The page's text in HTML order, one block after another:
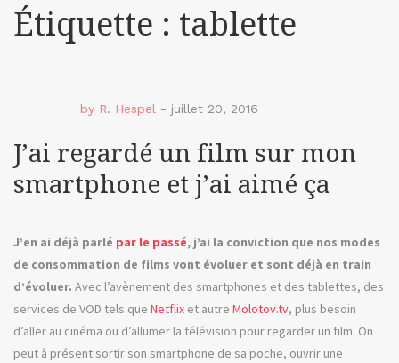
Étiquette : tablette
by R. Hespel - juillet 20, 2016
J’ai regardé un film sur mon
smartphone et j’ai aimé ça
J’en ai déjà parlé par le passé, j’ai la conviction que nos modes
de consommation de films vont évoluer et sont déjà en train
d’évoluer. Avec l’avènement des smartphones et des tablettes, des
services de VOD tels que Netflix et autre Molotov.tv, plus besoin
d’aller au cinéma ou d’allumer la télévision pour regarder un film. On
peut à présent sortir son smartphone de sa poche, ouvrir une